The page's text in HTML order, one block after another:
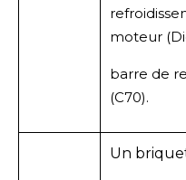
moteur
barre de
(C70).
Un